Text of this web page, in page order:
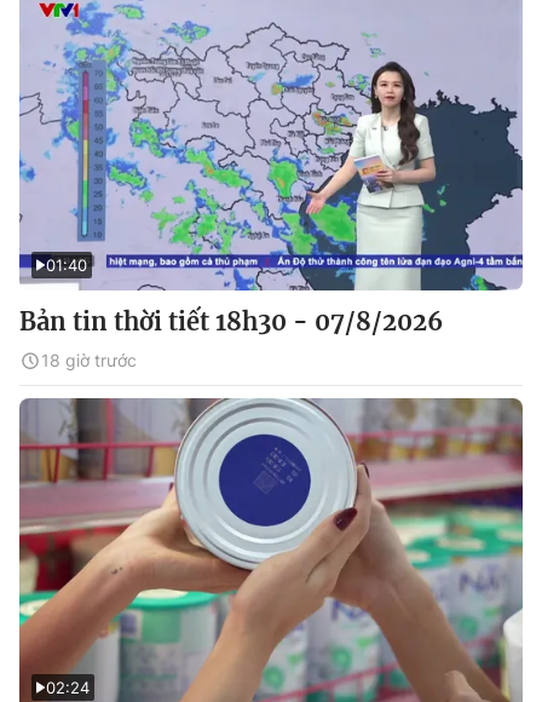
01:40
Bản tin thời tiết 18h30 - 07/8/2026
18 giờ trước
02:24